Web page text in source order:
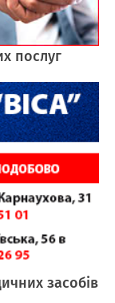
послуг
засобів